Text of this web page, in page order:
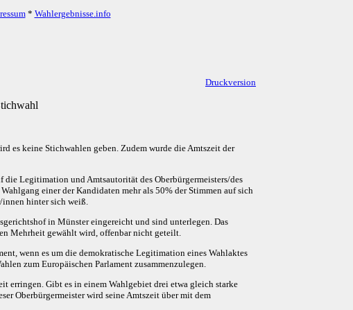
* Wahlergebnisse.info
Druckversion
es keine Stichwahlen geben. Zudem wurde die Amtszeit der
Legitimation und Amtsautorität des Oberbürgermeisters/des
einer der Kandidaten mehr als 50% der Stimmen auf sich
hinter sich weiß.
in Münster eingereicht und sind unterlegen. Das
Mehrheit gewählt wird, offenbar nicht geteilt.
wenn es um die demokratische Legitimation eines Wahlaktes
zum Europäischen Parlament zusammenzulegen.
erringen. Gibt es in einem Wahlgebiet drei etwa gleich starke
Oberbürgermeister wird seine Amtszeit über mit dem